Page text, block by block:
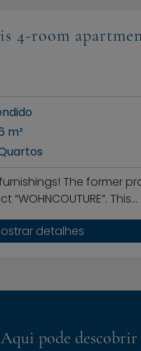
4-room
m²
The former
This…
detalhes
pode descobrir